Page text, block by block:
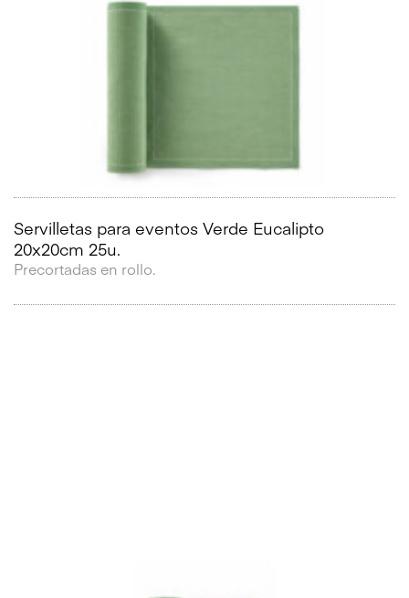
Servilletas para eventos Verde Eucalipto
20x20cm 25u.
Precortadas en rollo.